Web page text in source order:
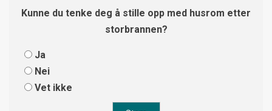
Kunne du tenke deg å stille opp med husrom etter
storbrannen?
Ja
Nei
Vet ikke